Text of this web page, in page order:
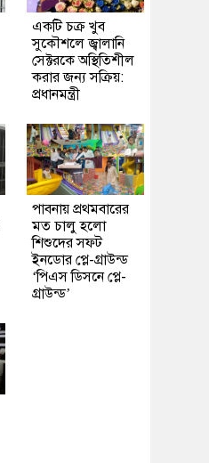
একটি চক্র খুব
সুকৌশলে জ্বালানি
সেক্টরকে অস্থিতিশীল
করার জন্য সক্রিয়:
প্রধানমন্ত্রী
পাবনায় প্রথমবারের
মত চালু হলো
শিশুদের সফট
ইনডোর প্লে-গ্রাউন্ড
‘পিএস ডিসনে প্লে-
গ্রাউন্ড’